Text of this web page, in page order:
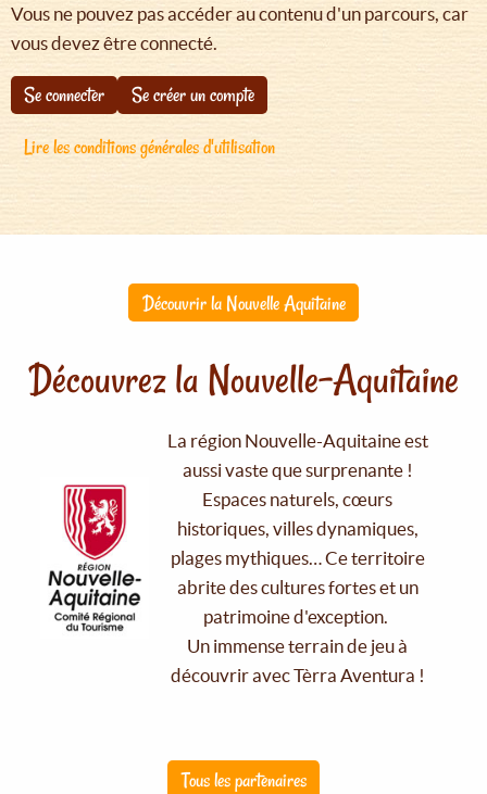
Vous ne pouvez pas accéder au contenu d'un parcours, car
vous devez être connecté.
Se connecter
Se créer un compte
Lire les conditions générales d'utilisation
Découvrir la Nouvelle Aquitaine
Découvrez la Nouvelle-Aquitaine
La région Nouvelle-Aquitaine est
aussi vaste que surprenante !
Espaces naturels, cœurs
historiques, villes dynamiques,
plages mythiques… Ce territoire
abrite des cultures fortes et un
patrimoine d'exception.
Un immense terrain de jeu à
découvrir avec Tèrra Aventura !
Tous les partenaires